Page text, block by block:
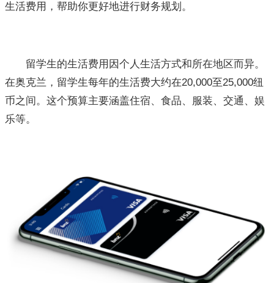
生活费用，帮助你更好地进行财务规划。
留学生的生活费用因个人生活方式和所在地区而异。
在奥克兰，留学生每年的生活费大约在20,000至25,000纽
币之间。这个预算主要涵盖住宿、食品、服装、交通、娱
乐等。